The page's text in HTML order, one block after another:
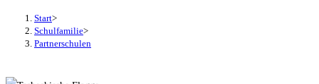
Start>
Schulfamilie>
Partnerschulen